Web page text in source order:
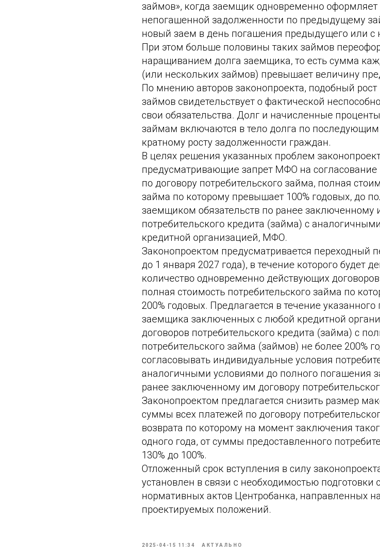
займов», когда заемщик одновременно
непогашенной задолженности по предыдущему
новый заем в день погашения предыдущего или
При этом больше половины таких займов
наращиванием долга заемщика, то есть сумма
(или нескольких займов) превышает величину
По мнению авторов законопроекта, подобный
займов свидетельствует о фактической
свои обязательства. Долг и начисленные
займам включаются в тело долга по
кратному росту задолженности граждан.
В целях решения указанных проблем
предусматривающие запрет МФО на
по договору потребительского займа, полная
займа по которому превышает 100% годовых, до
заемщиком обязательств по ранее заключенному
потребительского кредита (займа) с
кредитной организацией, МФО.
Законопроектом предусматривается переходный
до 1 января 2027 года), в течение которого будет
количество одновременно действующих
полная стоимость потребительского займа по
200% годовых. Предлагается в течение
заемщика заключенных с любой кредитной
договоров потребительского кредита (займа) с
потребительского займа (займов) не более 200%
согласовывать индивидуальные условия
аналогичными условиями до полного погашения
ранее заключенному им договору
Законопроектом предлагается снизить размер
суммы всех платежей по договору
возврата по которому на момент заключения
одного года, от суммы предоставленного
130% до 100%.
Отложенный срок вступления в силу
установлен в связи с необходимостью подготовки
нормативных актов Центробанка, направленных
проектируемых положений.
2025-04-15 11:34 АКТУАЛЬНО